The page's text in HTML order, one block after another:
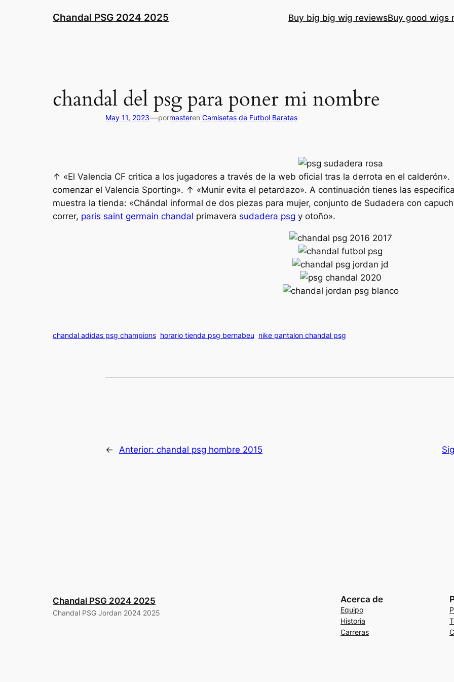
Chandal PSG 2024 2025 Buy big big wig reviewsBuy good wigs
chandal del psg para poner mi nombre
May 11, 2023—pormasteren Camisetas de Futbol Baratas
↑ «El Valencia CF critica a los jugadores a través de la web oficial tras la derrota en el
comenzar el Valencia Sporting». ↑ «Munir evita el petardazo». A continuación tienes las
muestra la tienda: «Chándal informal de dos piezas para mujer, conjunto de Sudadera con
correr, paris saint germain chandal primavera sudadera psg y otoño».
chandal adidas psg champions horario tienda psg bernabeu nike pantalon chandal psg
← Anterior: chandal psg hombre 2015
Chandal PSG 2024 2025
Chandal PSG Jordan 2024 2025
Acerca de
Equipo
Historia
Carreras